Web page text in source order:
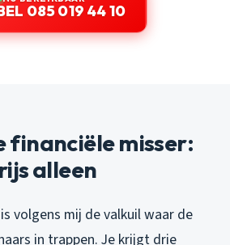
085 019 44 10
financiële misser:
alleen
volgens mij de valkuil waar de
in trappen. Je krijgt drie